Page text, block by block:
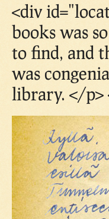
<div
books was
to find, and
was
library. </p>